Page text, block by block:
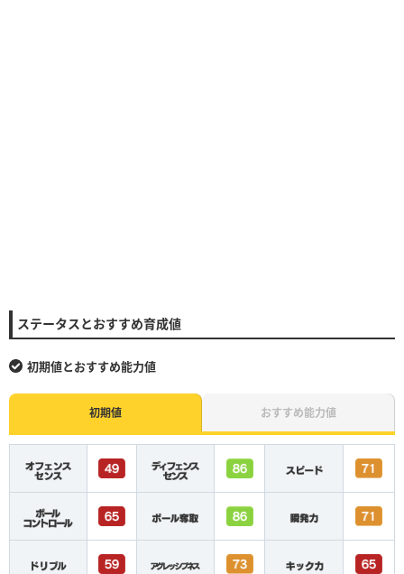
ステータスとおすすめ育成値
初期値とおすすめ能力値
初期値 おすすめ能力値